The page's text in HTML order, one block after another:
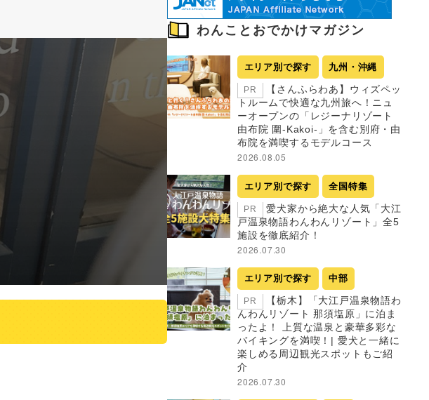
わんことおでかけマガジン
エリア別で探す 九州・沖縄
PR
【さんふらわあ】ウィズペッ
トルームで快適な九州旅へ！ニュ
ーオープンの「レジーナリゾート
由布院 圍-Kakoi-」を含む別府・由
布院を満喫するモデルコース
2026.08.05
エリア別で探す 全国特集
PR
愛犬家から絶大な人気「大江
戸温泉物語わんわんリゾート」全5
施設を徹底紹介！
2026.07.30
エリア別で探す 中部
PR
【栃木】「大江戸温泉物語わ
んわんリゾート 那須塩原」に泊ま
ったよ！ 上質な温泉と豪華多彩な
バイキングを満喫！| 愛犬と一緒に
楽しめる周辺観光スポットもご紹
介
2026.07.30